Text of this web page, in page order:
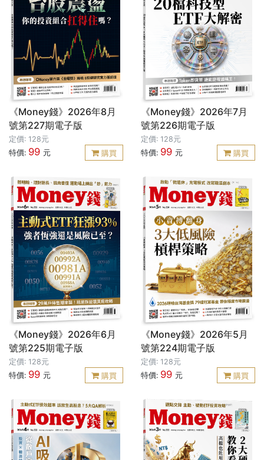
《Money錢》2026年8月
號第227期電子版
定價: 128元
特價: 99 元 購買
《Money錢》2026年7月
號第226期電子版
定價: 128元
特價: 99 元 購買
《Money錢》2026年6月
號第225期電子版
定價: 128元
特價: 99 元 購買
《Money錢》2026年5月
號第224期電子版
定價: 128元
特價: 99 元 購買